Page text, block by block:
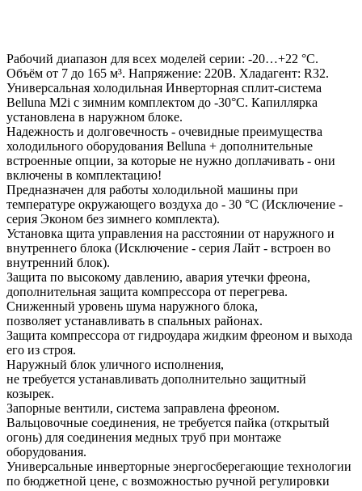
Рабочий диапазон для всех моделей серии: -20…+22 °С.
Объём от 7 до 165 м³. Напряжение: 220В. Хладагент: R32.
Универсальная холодильная Инверторная сплит-система
Belluna M2i с зимним комплектом до -30°С. Капиллярка
установлена в наружном блоке.
Надежность и долговечность - очевидные преимущества
холодильного оборудования Belluna + дополнительные
встроенные опции, за которые не нужно доплачивать - они
включены в комплектацию!
Предназначен для работы холодильной машины при
температуре окружающего воздуха до - 30 °С (Исключение -
серия Эконом без зимнего комплекта).
Установка щита управления на расстоянии от наружного и
внутреннего блока (Исключение - серия Лайт - встроен во
внутренний блок).
Защита по высокому давлению, авария утечки фреона,
дополнительная защита компрессора от перегрева.
Сниженный уровень шума наружного блока,
позволяет устанавливать в спальных районах.
Защита компрессора от гидроудара жидким фреоном и выхода
его из строя.
Наружный блок уличного исполнения,
не требуется устанавливать дополнительно защитный
козырек.
Запорные вентили, система заправлена фреоном.
Вальцовочные соединения, не требуется пайка (открытый
огонь) для соединения медных труб при монтаже
оборудования.
Универсальные инверторные энергосберегающие технологии
по бюджетной цене, с возможностью ручной регулировки